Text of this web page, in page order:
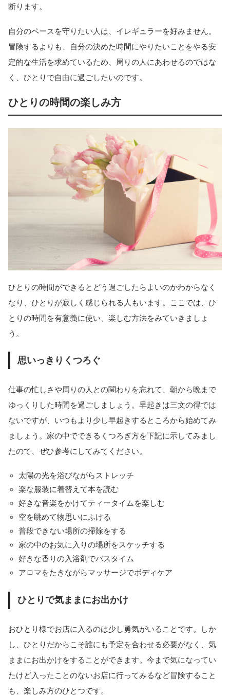
断ります。
自分のペースを守りたい人は、イレギュラーを好みません。
冒険するよりも、自分の決めた時間にやりたいことをやる安
定的な生活を求めているため、周りの人にあわせるのではな
く、ひとりで自由に過ごしたいのです。
ひとりの時間の楽しみ方
ひとりの時間ができるとどう過ごしたらよいのかわからなく
なり、ひとりが寂しく感じられる人もいます。ここでは、ひ
とりの時間を有意義に使い、楽しむ方法をみていきましょ
う。
思いっきりくつろぐ
仕事の忙しさや周りの人との関わりを忘れて、朝から晩まで
ゆっくりした時間を過ごしましょう。早起きは三文の得では
ないですが、いつもより少し早起きするところから始めてみ
ましょう。家の中でできるくつろぎ方を下記に示してみまし
たので、ぜひ参考にしてみてください。
太陽の光を浴びながらストレッチ
楽な服装に着替えて本を読む
好きな音楽をかけてティータイムを楽しむ
空を眺めて物思いにふける
普段できない場所の掃除をする
家の中のお気に入りの場所をスケッチする
好きな香りの入浴剤でバスタイム
アロマをたきながらマッサージでボディケア
ひとりで気ままにお出かけ
おひとり様でお店に入るのは少し勇気がいることです。しか
し、ひとりだからこそ誰にも予定を合わせる必要がなく、気
ままにお出かけをすることができます。今まで気になってい
たけど入ったことのないお店に行ってみるなど冒険すること
も、楽しみ方のひとつです。